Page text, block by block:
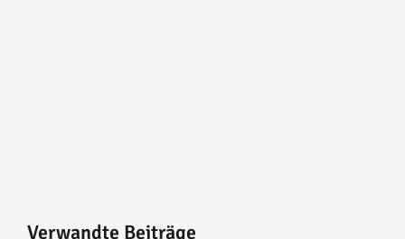
Verwandte Beiträge